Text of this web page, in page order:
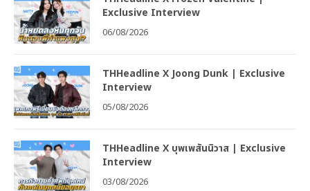
Exclusive Interview
06/08/2026
THHeadline X Joong Dunk | Exclusive
Interview
05/08/2026
THHeadline X บุพเพสันนิวาส | Exclusive
Interview
03/08/2026